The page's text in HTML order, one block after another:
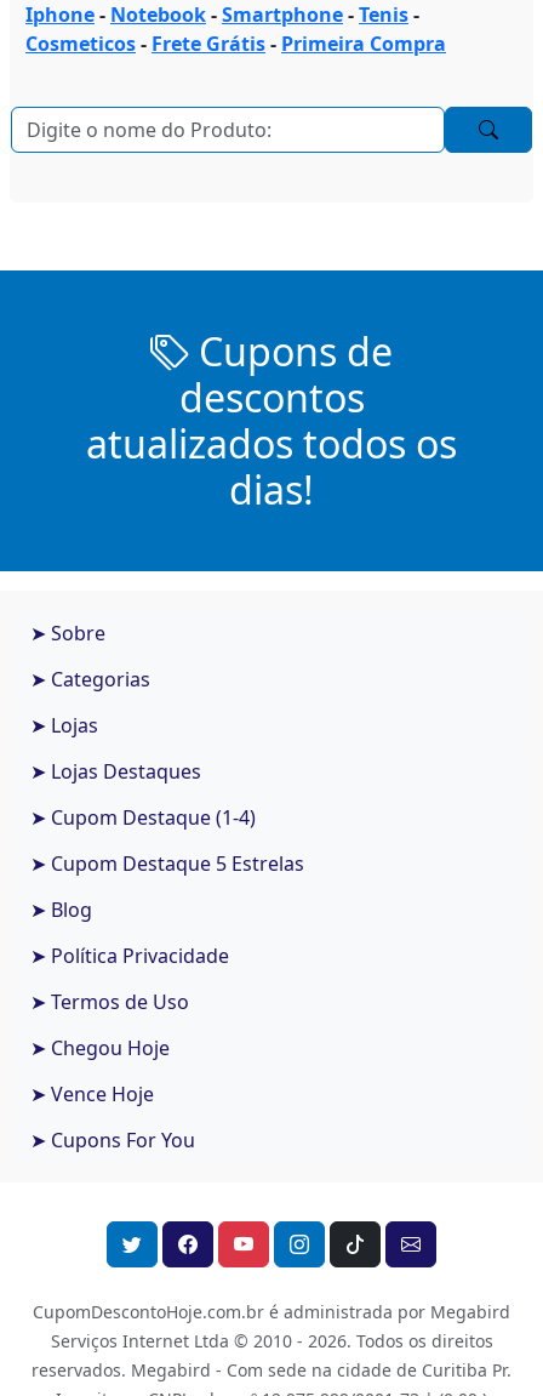
Iphone- Notebook-Smartphone-Tenis-
Cosmeticos- Frete Grátis- Primeira Compra
Cupons de
descontos
atualizados todos os
dias!
➤ Sobre
➤ Categorias
➤ Lojas
➤ Lojas Destaques
➤ Cupom Destaque (1-4)
➤ Cupom Destaque 5 Estrelas
➤ Blog
➤ Política Privacidade
➤ Termos de Uso
➤ Chegou Hoje
➤ Vence Hoje
➤ Cupons For You
CupomDescontoHoje.com.br é administrada por Megabird
Serviços Internet Ltda © 2010 - 2026. Todos os direitos
reservados. Megabird - Com sede na cidade de Curitiba Pr.